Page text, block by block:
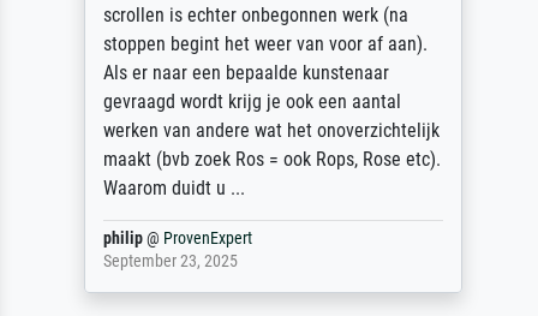
scrollen is echter onbegonnen werk (na
stoppen begint het weer van voor af aan).
Als er naar een bepaalde kunstenaar
gevraagd wordt krijg je ook een aantal
werken van andere wat het onoverzichtelijk
maakt (bvb zoek Ros = ook Rops, Rose etc).
Waarom duidt u ...
philip@ ProvenExpert
September 23, 2025